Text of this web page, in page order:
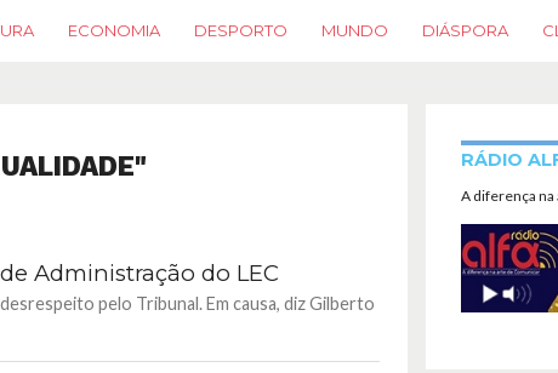
ECONOMIA DESPORTO MUNDO DIÁSPORA
Administração do LEC
pelo Tribunal. Em causa, diz Gilberto
RÁDIO
A diferença